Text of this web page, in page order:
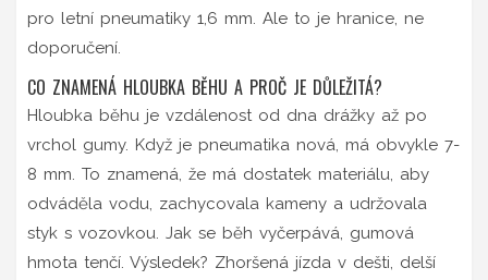
pro letní pneumatiky 1,6 mm. Ale to je hranice, ne
doporučení.
CO ZNAMENÁ HLOUBKA BĚHU A PROČ JE DŮLEŽITÁ?
Hloubka běhu je vzdálenost od dna drážky až po
vrchol gumy. Když je pneumatika nová, má obvykle 7-
8 mm. To znamená, že má dostatek materiálu, aby
odváděla vodu, zachycovala kameny a udržovala
styk s vozovkou. Jak se běh vyčerpává, gumová
hmota tenčí. Výsledek? Zhoršená jízda v dešti, delší